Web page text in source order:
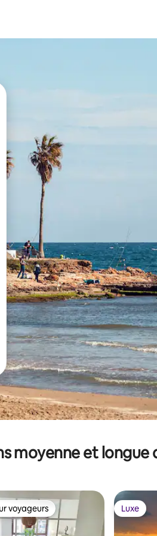
et vers le bas pour les parcourir
moyenne et longue
les plus appréciés
voyageurs Luxe
Luxe